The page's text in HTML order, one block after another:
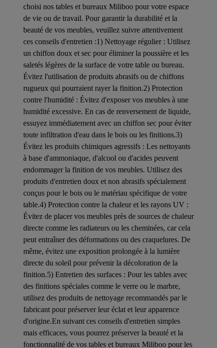
choisi nos tables et bureaux Miliboo pour votre espace
de vie ou de travail. Pour garantir la durabilité et la
beauté de vos meubles, veuillez suivre attentivement
ces conseils d'entretien :1) Nettoyage régulier : Utilisez
un chiffon doux et sec pour éliminer la poussière et les
saletés légères de la surface de votre table ou bureau.
Évitez l'utilisation de produits abrasifs ou de chiffons
rugueux qui pourraient rayer la finition.2) Protection
contre l'humidité : Évitez d'exposer vos meubles à une
humidité excessive. En cas de renversement de liquide,
essuyez immédiatement avec un chiffon sec pour éviter
toute infiltration d'eau dans le bois ou les finitions.3)
Évitez les produits chimiques agressifs : Les nettoyants
à base d'ammoniaque, d'alcool ou d'acides peuvent
endommager la finition de vos meubles. Utilisez des
produits d'entretien doux et non abrasifs spécialement
conçus pour le bois ou le matériau spécifique de votre
table.4) Protection contre la chaleur et les rayons UV :
Évitez de placer vos meubles près de sources de chaleur
directe comme les radiateurs ou les cheminées, car cela
peut entraîner des déformations ou des craquelures. De
même, évitez une exposition prolongée à la lumière
directe du soleil pour prévenir la décoloration de la
finition.5) Entretien des surfaces : Pour les tables avec
des finitions spéciales comme le verre ou le marbre,
utilisez des produits de nettoyage recommandés par le
fabricant pour préserver leur éclat et leur apparence
d'origine.En suivant ces conseils d'entretien simples
mais efficaces, vous pourrez préserver la beauté et la
fonctionnalité de vos tables et bureaux Miliboo pour les